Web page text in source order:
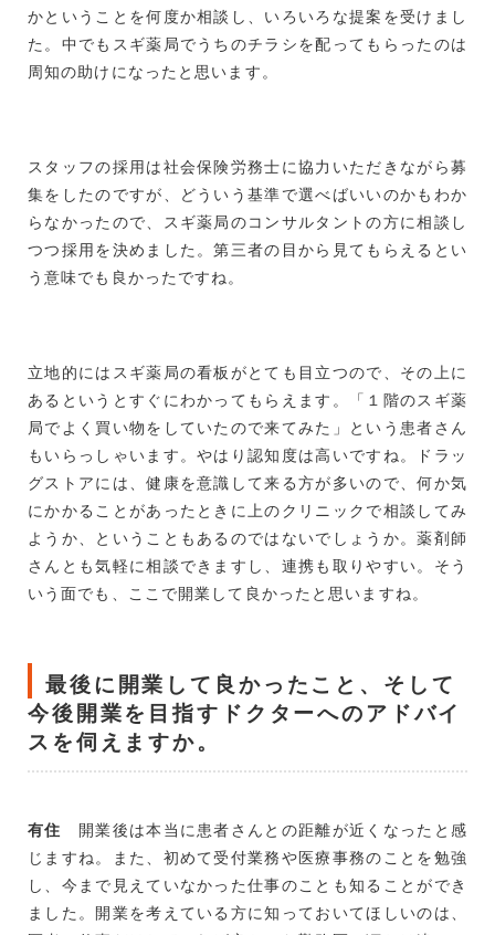
かということを何度か相談し、いろいろな提案を受けまし
た。中でもスギ薬局でうちのチラシを配ってもらったのは
周知の助けになったと思います。
スタッフの採用は社会保険労務士に協力いただきながら募
集をしたのですが、どういう基準で選べばいいのかもわか
らなかったので、スギ薬局のコンサルタントの方に相談し
つつ採用を決めました。第三者の目から見てもらえるとい
う意味でも良かったですね。
立地的にはスギ薬局の看板がとても目立つので、その上に
あるというとすぐにわかってもらえます。「１階のスギ薬
局でよく買い物をしていたので来てみた」という患者さん
もいらっしゃいます。やはり認知度は高いですね。ドラッ
グストアには、健康を意識して来る方が多いので、何か気
にかかることがあったときに上のクリニックで相談してみ
ようか、ということもあるのではないでしょうか。薬剤師
さんとも気軽に相談できますし、連携も取りやすい。そう
いう面でも、ここで開業して良かったと思いますね。
最後に開業して良かったこと、そして
今後開業を目指すドクターへのアドバイ
スを伺えますか。
有住
開業後は本当に患者さんとの距離が近くなったと感
じますね。また、初めて受付業務や医療事務のことを勉強
し、今まで見えていなかった仕事のことも知ることができ
ました。開業を考えている方に知っておいてほしいのは、